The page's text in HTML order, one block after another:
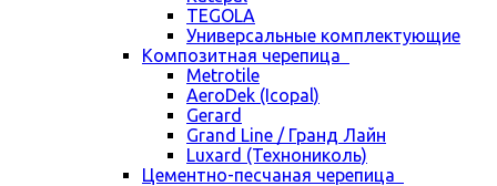
TEGOLA
Универсальные комплектующие
Композитная черепица
Metrotile
AeroDek (Icopal)
Gerard
Grand Line / Гранд Лайн
Luxard (Технониколь)
Цементно-песчаная черепица